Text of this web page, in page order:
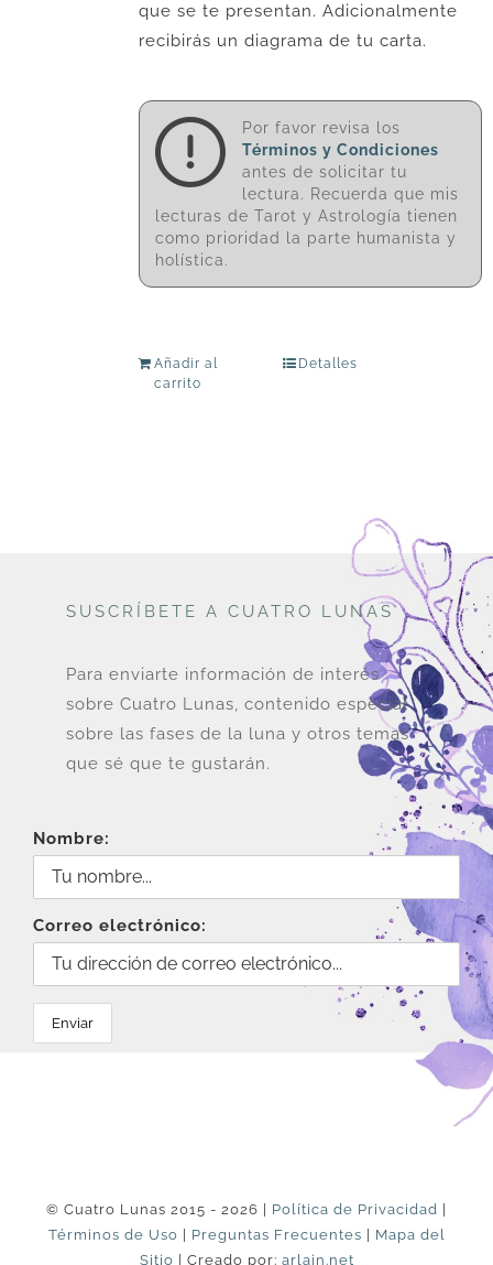
que se te presentan. Adicionalmente
recibirás un diagrama de tu carta.
Por favor revisa los
Términos y Condiciones
antes de solicitar tu
lectura. Recuerda que mis
lecturas de Tarot y Astrología tienen
como prioridad la parte humanista y
holística.
Añadir al
carrito
Detalles
SUSCRÍBETE A CUATRO LUNAS
Para enviarte información de interés
sobre Cuatro Lunas, contenido especial
sobre las fases de la luna y otros temas
que sé que te gustarán.
Nombre:
Correo electrónico:
© Cuatro Lunas 2015 - 2026 | Política de Privacidad
Términos de Uso
Preguntas Frecuentes
Mapa del
Sitio | Creado por: arlain.net